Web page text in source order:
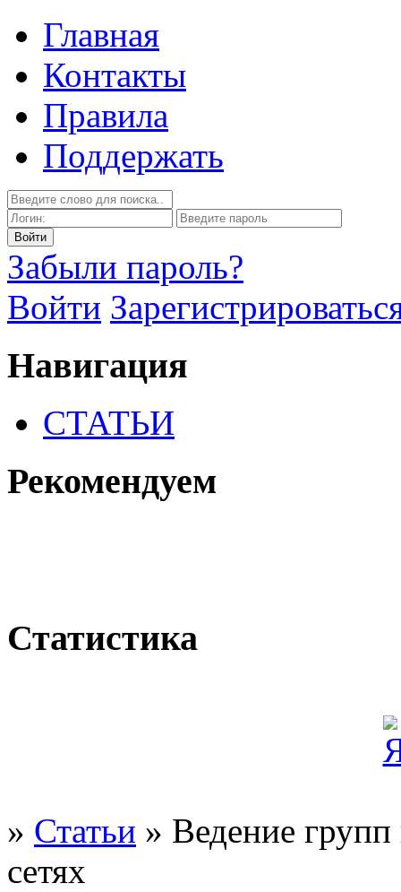
Главная
Контакты
Правила
Поддержать
Забыли пароль?
Войти
Навигация
СТАТЬИ
Рекомендуем
Статистика
» Статьи » Ведение
сетях